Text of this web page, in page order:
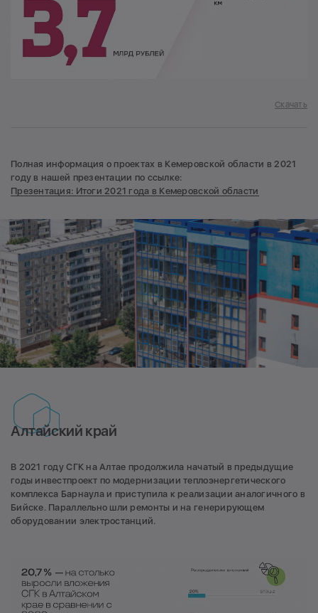
Скачать
Полная информация о проектах в Кемеровской области в 2021
году в нашей презентации по ссылке:
Презентация: Итоги 2021 года в Кемеровской области
Алтайский край
В 2021 году СГК на Алтае продолжила начатый в предыдущие
годы инвестпроект по модернизации теплоэнергетического
комплекса Барнаула и приступила к реализации аналогичного в
Бийске. Параллельно шли ремонты и на генерирующем
оборудовании электростанций.